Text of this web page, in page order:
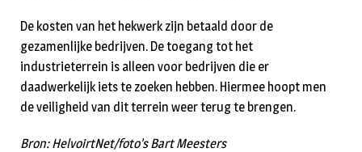
De kosten van het hekwerk zijn betaald door de
gezamenlijke bedrijven. De toegang tot het
industrieterrein is alleen voor bedrijven die er
daadwerkelijk iets te zoeken hebben. Hiermee hoopt men
de veiligheid van dit terrein weer terug te brengen.
Bron: HelvoirtNet/foto’s Bart Meesters